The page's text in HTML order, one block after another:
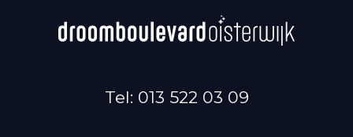
Tel: 013 522 03 09